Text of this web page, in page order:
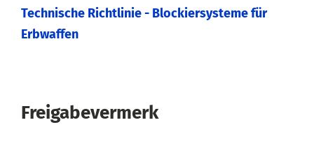
Technische Richtlinie - Blockiersysteme für
Erbwaffen
Freigabevermerk